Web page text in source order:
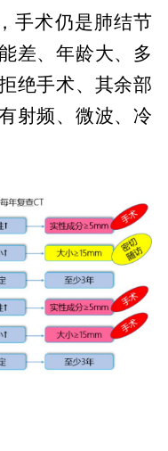
术仍是肺结节
差、年龄大、多
绝手术、其余部
射频、微波、冷